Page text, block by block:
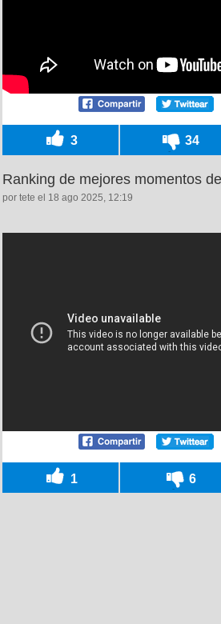
3 34
Ranking de mejores momentos
por tete el 18 ago 2025, 12:19
1 6